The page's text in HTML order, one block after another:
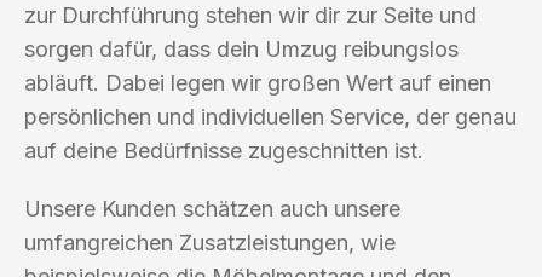
zur Durchführung stehen wir dir zur Seite und
sorgen dafür, dass dein Umzug reibungslos
abläuft. Dabei legen wir großen Wert auf einen
persönlichen und individuellen Service, der genau
auf deine Bedürfnisse zugeschnitten ist.
Unsere Kunden schätzen auch unsere
umfangreichen Zusatzleistungen, wie